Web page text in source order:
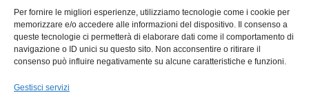
Per fornire le migliori esperienze, utilizziamo tecnologie come i cookie per
memorizzare e/o accedere alle informazioni del dispositivo. Il consenso a
queste tecnologie ci permetterà di elaborare dati come il comportamento di
navigazione o ID unici su questo sito. Non acconsentire o ritirare il
consenso può influire negativamente su alcune caratteristiche e funzioni.
Gestisci servizi
Sci Club Pontedilegno | Via Salimmo 1, 25056 Ponte di